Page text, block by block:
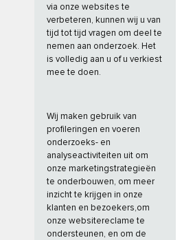
via onze websites te
verbeteren, kunnen wij u van
tijd tot tijd vragen om deel te
nemen aan onderzoek. Het
is volledig aan u of u verkiest
mee te doen.
Wij maken gebruik van
profileringen en voeren
onderzoeks- en
analyseactiviteiten uit om
onze marketingstrategieën
te onderbouwen, om meer
inzicht te krijgen in onze
klanten en bezoekers,om
onze websitereclame te
ondersteunen, en om de